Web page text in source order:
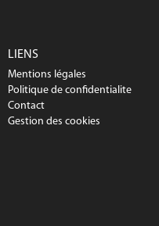
LIENS
Mentions légales
Politique de confidentialite
Contact
Gestion des cookies